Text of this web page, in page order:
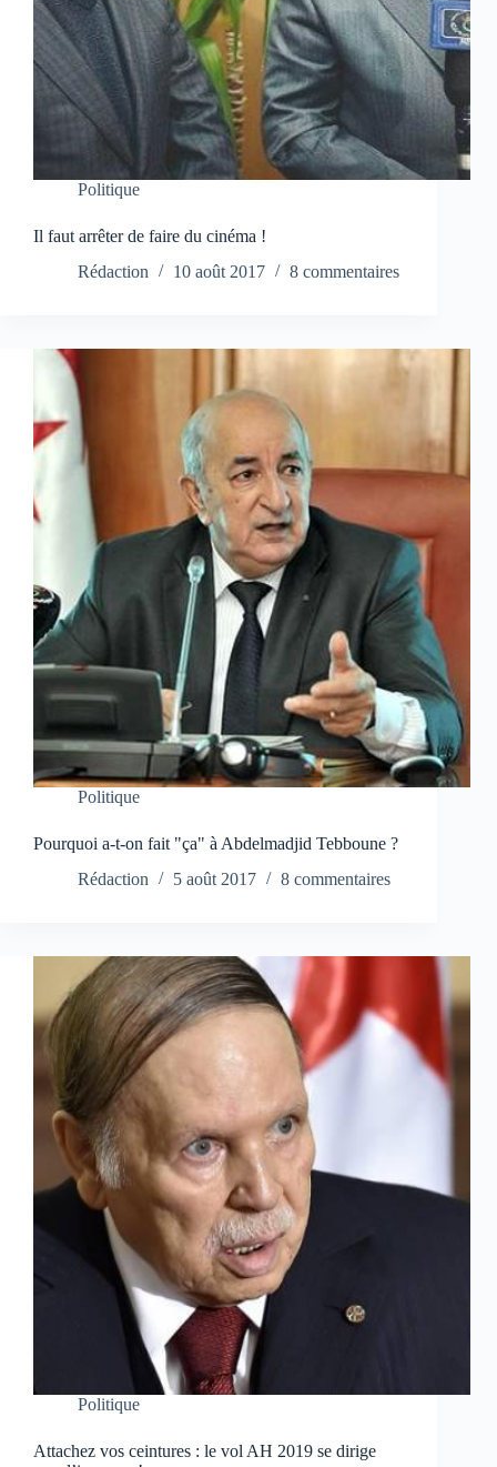
Politique
Il faut arrêter de faire du cinéma !
Rédaction
10 août 2017 8 commentaires
Politique
Pourquoi a-t-on fait "ça" à Abdelmadjid Tebboune ?
Rédaction
5 août 2017 8 commentaires
Politique
Attachez vos ceintures : le vol AH 2019 se dirige